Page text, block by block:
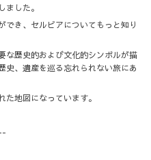
ました。
でき、セルビアについてもっと知り
な歴史的および文化的シンボルが描
史、遺産を巡る忘れられない旅にあ
地図になっています。